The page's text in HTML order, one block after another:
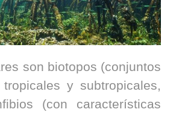
son biotopos (conjuntos
y subtropicales,
(con características